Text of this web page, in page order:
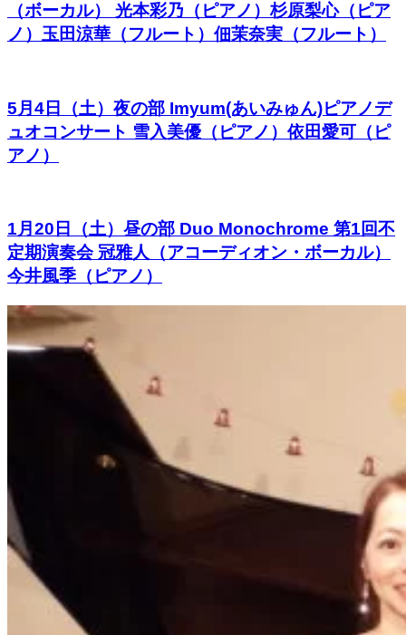
（ボーカル） 光本彩乃（ピアノ）杉原梨心（ピア
ノ）玉田涼華（フルート）佃茉奈実（フルート）
5月4日（土）夜の部 Imyum(あいみゅん)ピアノデ
ュオコンサート 雪入美優（ピアノ）依田愛可（ピ
アノ）
1月20日（土）昼の部 Duo Monochrome 第1回不
定期演奏会 冠雅人（アコーディオン・ボーカル）
今井風季（ピアノ）